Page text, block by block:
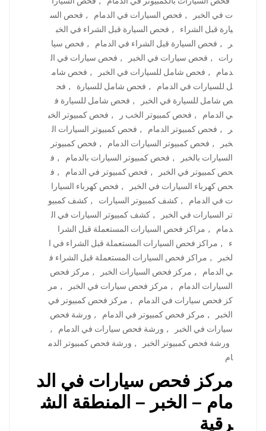
ت في الخبر
, فحص السيارات في الدمام , فحص الس
يارة قبل الشراء
, فحص السيارة قبل الشراء في الخب
ر
, فحص السيارة قبل الشراء في الدمام , فحص سيا
رات
, فحص سيارات في الخبر , فحص سيارات في ال
دمام
, فحص شامل للسيارات في الخبر , فحص شام
ل للسيارات في الدمام
, فحص شامل للسيارة , فح
ص شامل للسيارة في الخبر
, فحص شامل للسيارة ف
ي الدمام
, فحص كمبيوتر الخب ر , فحص كمبيوتر الخب
ر
, فحص كمبيوتر الدمام , فحص كمبيوتر السيارات ال
خبر
, فحص كمبيوتر السيارات الدمام , فحص كمبيوتر
السيارات بالخبر
, فحص كمبيوتر السيارات بالدمام , ف
حص كمبيوتر في الخبر
, فحص كمبيوتر في الدمام , ف
حص كهرباء السيارات في الخبر
, فحص كهرباء السيارا
ت في الدمام
, كشف كمبيوتر السيارات , كشف كمبيو
تر السيارات في الخبر
, كشف كمبيوتر السيارات في ال
دمام
, مراكز فحص السيارات المستعملة قبل الشرا
ء
, مراكز فحص السيارات المستعملة قبل الشراء في ا
لخبر
, مراكز فحص السيارات المستعملة قبل الشراء ف
ي الدمام
, مركز فحص السيارات الخبر , مركز فحص
السيارات الدمام
, مركز فحص سيارات في الخبر , مر
كز فحص سيارات في الدمام
, مركز فحص كمبيوتر في
الخبر
, مركز فحص كمبيوتر في الدمام , ورشة فحص
سيارات في الخبر
, ورشة فحص سيارات في الدمام
,
ورشة فحص كمبيوتر الخبر
, ورشة فحص كمبيوتر الدم
ام
مركز فحص سيارات في الد
مام – الخبر – المنطقة الش
رقية